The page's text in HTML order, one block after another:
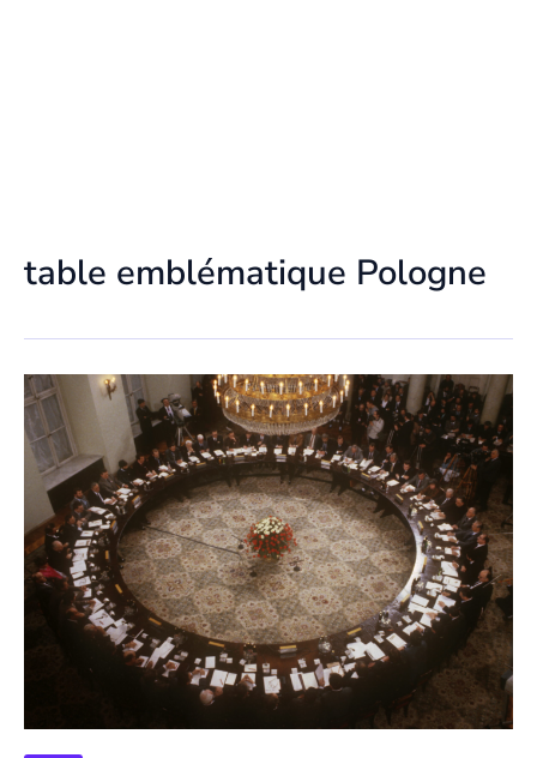
table emblématique Pologne